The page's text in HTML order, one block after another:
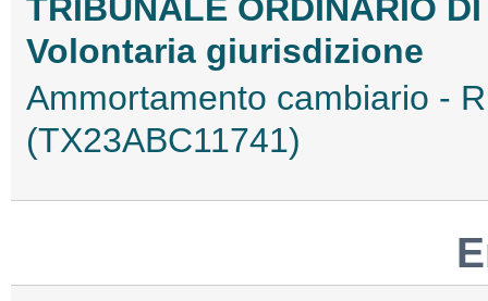
TRIBUNALE ORDINARIO
Volontaria giurisdizione
Ammortamento cambiario -
(TX23ABC11741)